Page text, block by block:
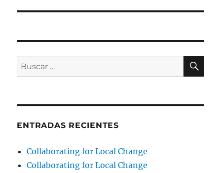
Buscar
por:
ENTRADAS RECIENTES
Collaborating for Local Change
Collaborating for Local Change